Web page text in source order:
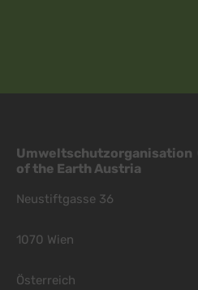
Umweltschutzorganisation
of the Earth Austria
Neustiftgasse 36
1070 Wien
Österreich